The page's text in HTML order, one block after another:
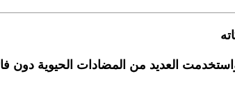
واستخدمت العديد من المضادات الحيوية دون